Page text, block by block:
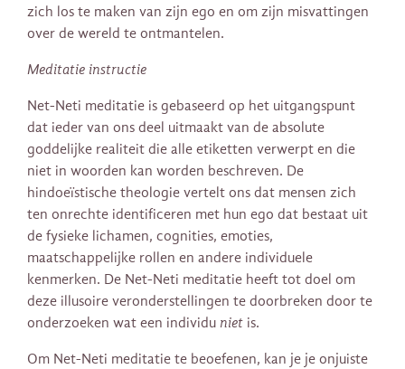
zich los te maken van zijn ego en om zijn misvattingen
over de wereld te ontmantelen.
Meditatie instructie
Net-Neti meditatie is gebaseerd op het uitgangspunt
dat ieder van ons deel uitmaakt van de absolute
goddelijke realiteit die alle etiketten verwerpt en die
niet in woorden kan worden beschreven. De
hindoeïstische theologie vertelt ons dat mensen zich
ten onrechte identificeren met hun ego dat bestaat uit
de fysieke lichamen, cognities, emoties,
maatschappelijke rollen en andere individuele
kenmerken. De Net-Neti meditatie heeft tot doel om
deze illusoire veronderstellingen te doorbreken door te
onderzoeken wat een individu niet is.
Om Net-Neti meditatie te beoefenen, kan je je onjuiste